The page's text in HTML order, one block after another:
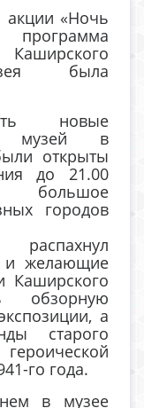
акции «Ночь
была
новые
музей в
открыты
до 21.00
большое
городов
и желающие
Каширского
обзорную
а
старого
го года.
в музее